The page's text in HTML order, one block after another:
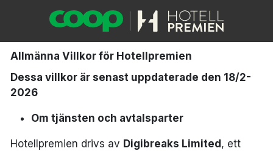
Allmänna Villkor för Hotellpremien
Dessa villkor är senast uppdaterade den 18/2-
2026
Om tjänsten och avtalsparter
Hotellpremien drivs av Digibreaks Limited, ett